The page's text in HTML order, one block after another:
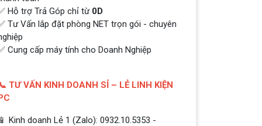
Hỗ trợ Trả Góp chỉ từ 0D
Tư Vấn lắp đặt phòng NET trọn gói - chuyên
Cung cấp máy tính cho Doanh Nghiệp
TƯ VẤN KINH DOANH SỈ – LẺ LINH KIỆN
📱 Kinh doanh Lẻ 1 (Zalo): 0932.10.5353 -